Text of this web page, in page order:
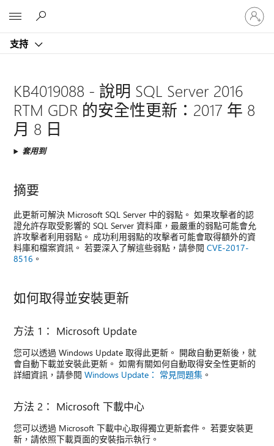
支持
登
入
您
KB4019088 - 說明 SQL Server 2016
RTM GDR 的安全性更新：2017 年 8
月 8 日
套用到
摘要
此更新可解決 Microsoft SQL Server 中的弱點。 如果攻擊者的認
證允許存取受影響的 SQL Server 資料庫，最嚴重的弱點可能會允
許攻擊者利用弱點。 成功利用弱點的攻擊者可能會取得額外的資
料庫和檔案資訊。 若要深入了解這些弱點，請參閱CVE-2017-
8516 。
如何取得並安裝更新
方法 1： Microsoft Update
您可以透過 Windows Update 取得此更新。 開啟自動更新後，就
會自動下載並安裝此更新。 如需有關如何自動取得安全性更新的
詳細資訊，請參閱Windows Update： 常見問題集 。
方法 2： Microsoft 下載中心
您可以透過 Microsoft 下載中心取得獨立更新套件。 若要安裝更
新，請依照下載頁面的安裝指示執行。